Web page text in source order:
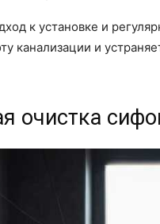
к установке и
канализации и
очистка